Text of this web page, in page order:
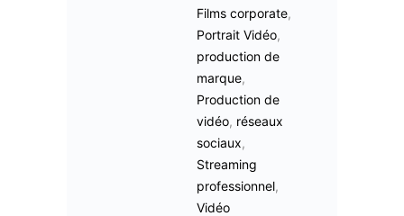
Films corporate,
Portrait Vidéo,
production de
marque,
Production de
vidéo, réseaux
sociaux,
Streaming
professionnel,
Vidéo